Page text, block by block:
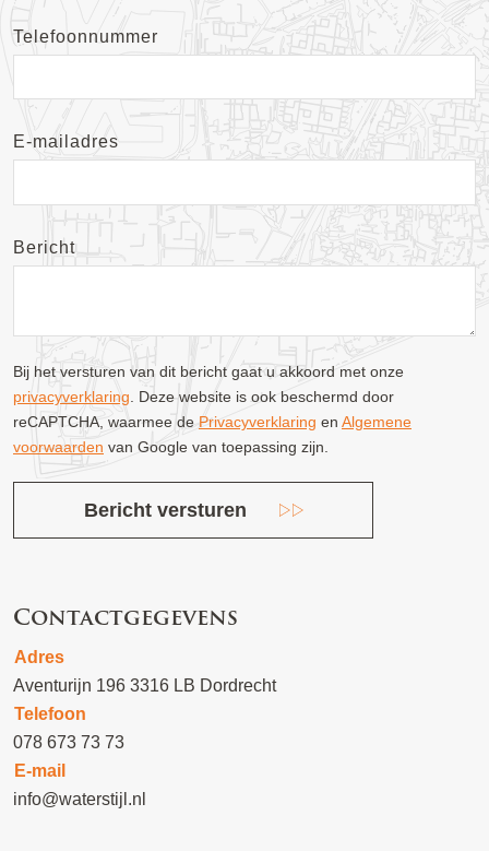
Contactgegevens
Adres
Aventurijn 196 3316 LB Dordrecht
Telefoon
078 673 73 73
E-mail
info@waterstijl.nl
Telefoonnummer
E-mailadres
Bericht
Bij het versturen van dit bericht gaat u akkoord met onze
privacyverklaring . Deze website is ook beschermd door
reCAPTCHA, waarmee de Privacyverklaring en Algemene
voorwaarden van Google van toepassing zijn.
Bericht versturen